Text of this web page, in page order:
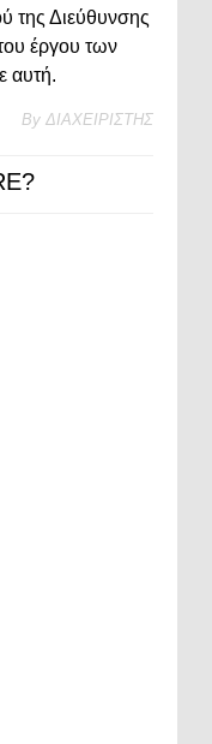
της Διεύθυνσης
έργου των
αυτή.
By ΔΙΑΧΕΙΡΙΣΤΗΣ